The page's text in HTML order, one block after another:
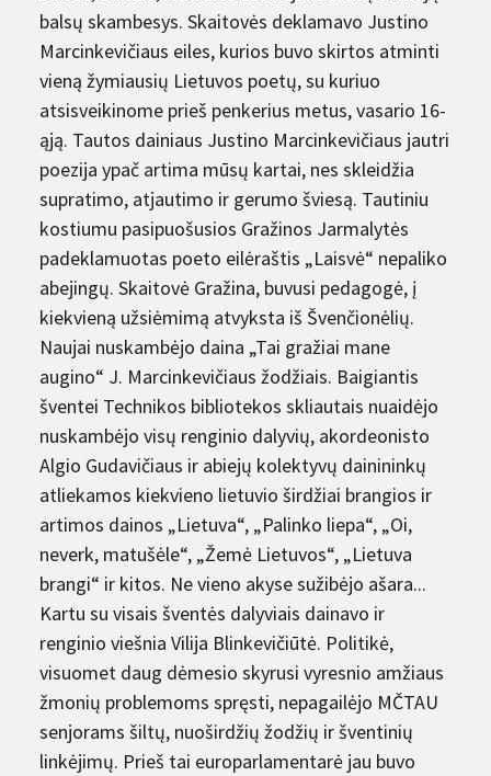
balsų skambesys. Skaitovės deklamavo Justino
Marcinkevičiaus eiles, kurios buvo skirtos atminti
vieną žymiausių Lietuvos poetų, su kuriuo
atsisveikinome prieš penkerius metus, vasario 16-
ąją. Tautos dainiaus Justino Marcinkevičiaus jautri
poezija ypač artima mūsų kartai, nes skleidžia
supratimo, atjautimo ir gerumo šviesą. Tautiniu
kostiumu pasipuošusios Gražinos Jarmalytės
padeklamuotas poeto eilėraštis „Laisvė“ nepaliko
abejingų. Skaitovė Gražina, buvusi pedagogė, į
kiekvieną užsiėmimą atvyksta iš Švenčionėlių.
Naujai nuskambėjo daina „Tai gražiai mane
augino“ J. Marcinkevičiaus žodžiais. Baigiantis
šventei Technikos bibliotekos skliautais nuaidėjo
nuskambėjo visų renginio dalyvių, akordeonisto
Algio Gudavičiaus ir abiejų kolektyvų dainininkų
atliekamos kiekvieno lietuvio širdžiai brangios ir
artimos dainos „Lietuva“, „Palinko liepa“, „Oi,
neverk, matušėle“, „Žemė Lietuvos“, „Lietuva
brangi“ ir kitos. Ne vieno akyse sužibėjo ašara...
Kartu su visais šventės dalyviais dainavo ir
renginio viešnia Vilija Blinkevičiūtė. Politikė,
visuomet daug dėmesio skyrusi vyresnio amžiaus
žmonių problemoms spręsti, nepagailėjo MČTAU
senjorams šiltų, nuoširdžių žodžių ir šventinių
linkėjimų. Prieš tai europarlamentarė jau buvo